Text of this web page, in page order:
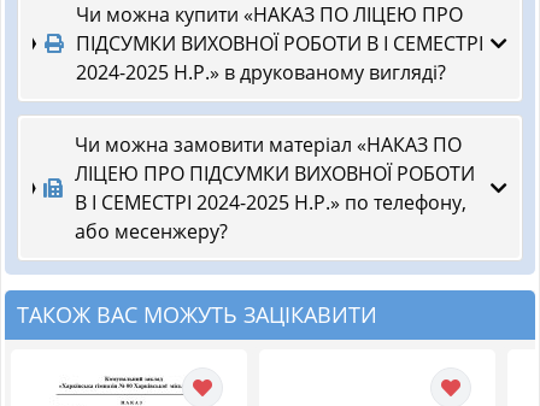
Чи можна купити «НАКАЗ ПО ЛІЦЕЮ ПРО
ПІДСУМКИ ВИХОВНОЇ РОБОТИ В І СЕМЕСТРІ
2024-2025 Н.Р.» в друкованому вигляді?
Чи можна замовити матеріал «НАКАЗ ПО
ЛІЦЕЮ ПРО ПІДСУМКИ ВИХОВНОЇ РОБОТИ
В І СЕМЕСТРІ 2024-2025 Н.Р.» по телефону,
або месенжеру?
ТАКОЖ ВАС МОЖУТЬ ЗАЦІКАВИТИ